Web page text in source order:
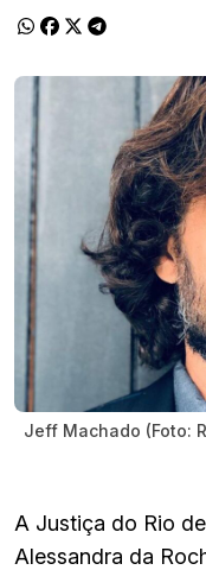
Jeff Machado (Foto:
A Justiça do Rio
Alessandra da